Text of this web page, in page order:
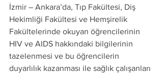
İzmir – Ankara’da, Tıp Fakültesi, Diş
Hekimliği Fakültesi ve Hemşirelik
Fakültelerinde okuyan öğrencilerinin
HIV ve AIDS hakkındaki bilgilerinin
tazelenmesi ve bu öğrencilerin
duyarlılık kazanması ile sağlık çalışanları